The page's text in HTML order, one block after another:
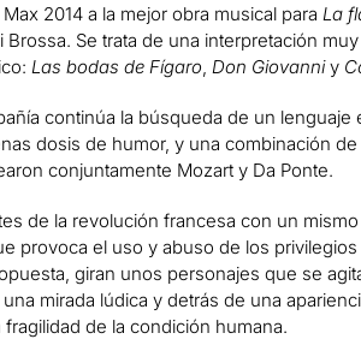
Max 2014 a la mejor obra musical para La
Se trata de una interpretación
Las bodas de Fígaro Don Giovanniy
continúa la búsqueda de un lenguaje
dosis de humor, y una combinación
conjuntamente Mozart y Da Ponte.
de la revolución francesa con un
provoca el uso y abuso de los privilegios
giran unos personajes que se
mirada lúdica y detrás de una
de la condición humana.